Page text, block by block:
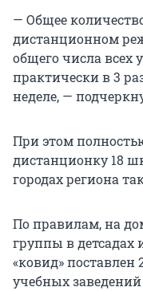
— Общее
дистанционном
общего числа всех
практически в 3
неделе, —
При этом
дистанционку 18
городах региона
По правилам, на
группы в детсадах
«ковид»
учебных